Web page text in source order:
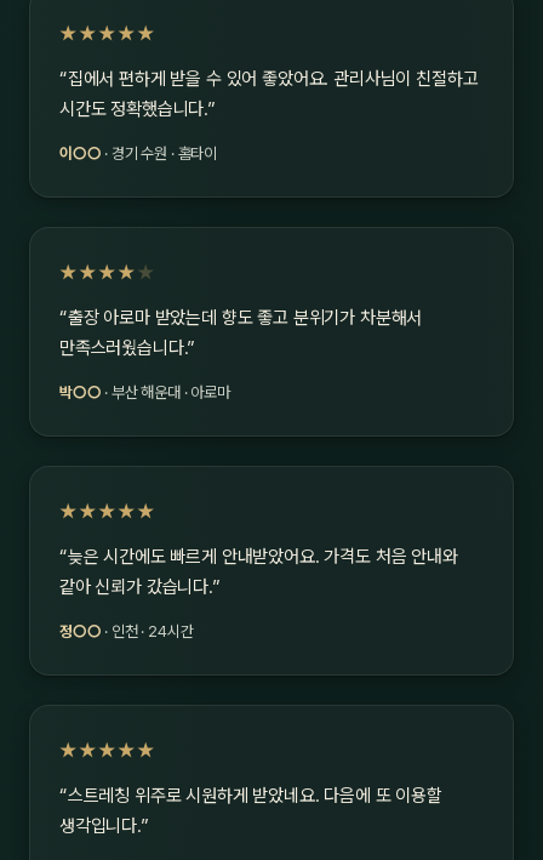
★★★★★
“집에서 편하게 받을 수 있어 좋았어요. 관리사님이 친절하고
시간도 정확했습니다.”
이○○ · 경기 수원 · 홈타이
★★★★ ★
“출장 아로마 받았는데 향도 좋고 분위기가 차분해서
만족스러웠습니다.”
박○○ · 부산 해운대 · 아로마
★★★★★
“늦은 시간에도 빠르게 안내받았어요. 가격도 처음 안내와
같아 신뢰가 갔습니다.”
정○○ · 인천 · 24시간
★★★★★
“스트레칭 위주로 시원하게 받았네요. 다음에 또 이용할
생각입니다.”